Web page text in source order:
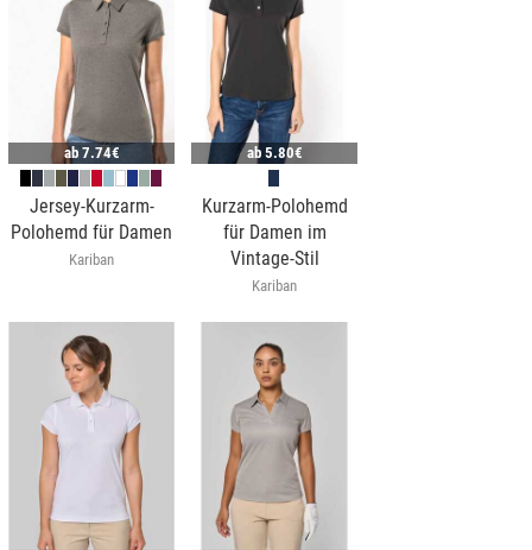
ab 7.74€
Jersey-Kurzarm-
Polohemd für Damen
Kariban
ab 5.80€
Kurzarm-Polohemd
für Damen im
Vintage-Stil
Kariban